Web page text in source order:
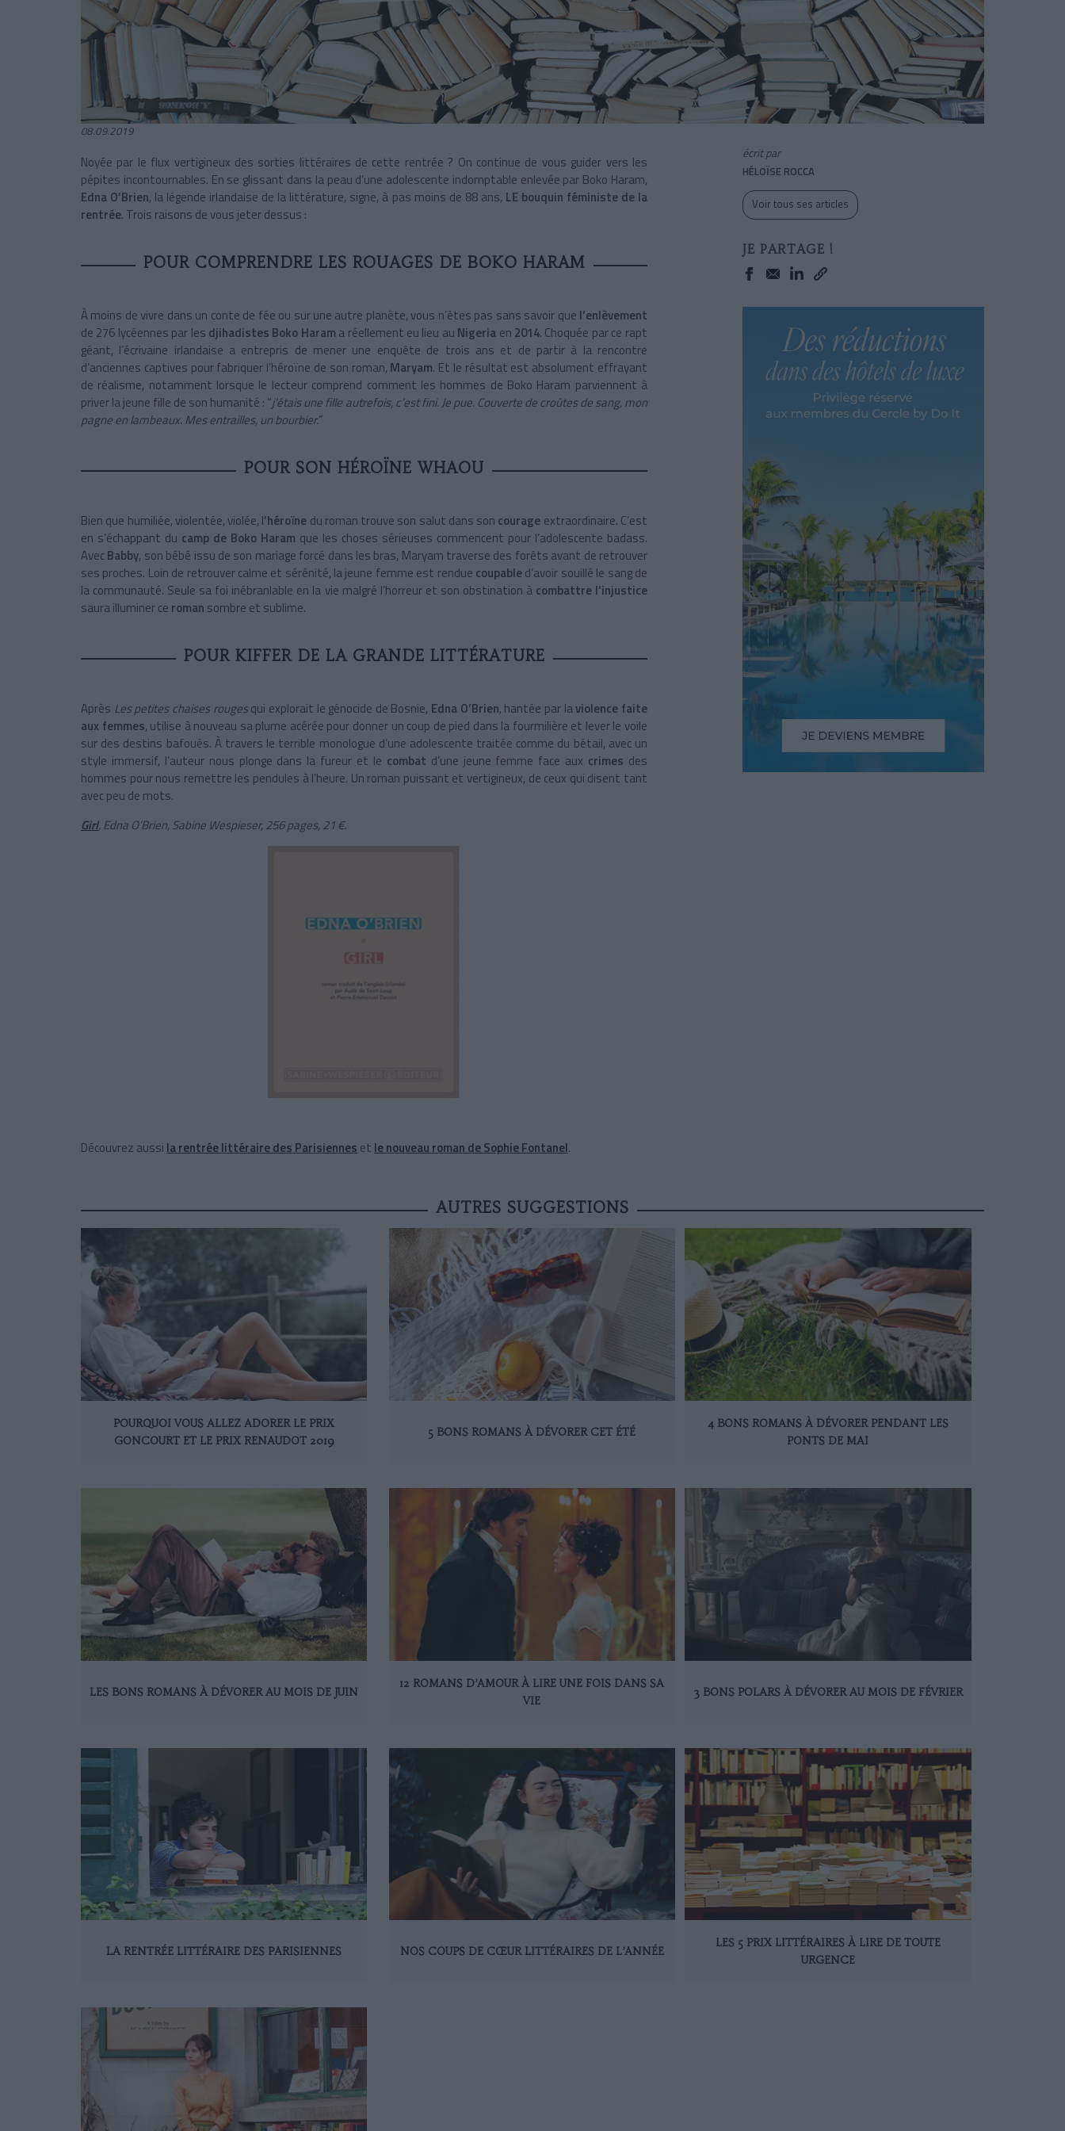
08.09.2019
Noyée par le flux vertigineux des sorties littéraires de cette rentrée ? On continue de vous guider vers les
pépites incontournables. En se glissant dans la peau d’une adolescente indomptable enlevée par Boko Haram,
Edna O’Brien, la légende irlandaise de la littérature, signe, à pas moins de 88 ans, LE bouquin féministe de la
rentrée. Trois raisons de vous jeter dessus :
POUR COMPRENDRE LES ROUAGES DE BOKO HARAM
À moins de vivre dans un conte de fée ou sur une autre planète, vous n’êtes pas sans savoir que l’enlèvement
de 276 lycéennes par les djihadistes Boko Haram a réellement eu lieu au Nigeria en 2014. Choquée par ce rapt
géant, l’écrivaine irlandaise a entrepris de mener une enquête de trois ans et de partir à la rencontre
d’anciennes captives pour fabriquer l’héroïne de son roman, Maryam. Et le résultat est absolument effrayant
de réalisme, notamment lorsque le lecteur comprend comment les hommes de Boko Haram parviennent à
priver la jeune fille de son humanité : “j’étais une fille autrefois, c’est fini. Je pue. Couverte de croûtes de sang, mon
pagne en lambeaux. Mes entrailles, un bourbier.”
POUR SON HÉROÏNE WHAOU
Bien que humiliée, violentée, violée, l’héroïne du roman trouve son salut dans son courage extraordinaire. C’est
en s’échappant du camp de Boko Haram que les choses sérieuses commencent pour l’adolescente badass.
AvecBabby, son bébé issu de son mariage forcé dans les bras, Maryam traverse des forêts avant de retrouver
ses proches. Loin de retrouver calme et sérénité, la jeune femme est rendue coupabled’avoir souillé le sang de
la communauté. Seule sa foi inébranlable en la vie malgré l’horreur et son obstination à combattre l’injustice
saura illuminer ce roman sombre et sublime.
POUR KIFFER DE LA GRANDE LITTÉRATURE
Après Les petites chaises rougesqui explorait le génocide de Bosnie, Edna O’Brien, hantée par laviolence faite
aux femmes, utilise à nouveau sa plume acérée pour donner un coup de pied dans la fourmilière et lever le voile
sur des destins bafoués. À travers le terrible monologue d’une adolescente traitée comme du bétail, avec un
style immersif, l’auteur nous plonge dans la fureur et le combat d’une jeune femme face aux crimes des
hommes pour nous remettre les pendules à l’heure. Un roman puissant et vertigineux, de ceux qui disent tant
avec peu de mots.
Girl, Edna O’Brien, Sabine Wespieser, 256 pages, 21 €.
Découvrez aussi la rentrée littéraire des Parisiennes et le nouveau roman de Sophie Fontanel.
écrit par
HÉLOÏSE ROCCA
Voir tous ses articles
JE PARTAGE !
AUTRES SUGGESTIONS
POURQUOI VOUS ALLEZ ADORER LE PRIX
GONCOURT ET LE PRIX RENAUDOT 2019
5 BONS ROMANS À DÉVORER CET ÉTÉ
4 BONS ROMANS À DÉVORER PENDANT LES
PONTS DE MAI
LES BONS ROMANS À DÉVORER AU MOIS DE JUIN
12 ROMANS D’AMOUR À LIRE UNE FOIS DANS SA
VIE
3 BONS POLARS À DÉVORER AU MOIS DE FÉVRIER
LA RENTRÉE LITTÉRAIRE DES PARISIENNES NOS COUPS DE CŒUR LITTÉRAIRES DE L’ANNÉE
LES 5 PRIX LITTÉRAIRES À LIRE DE TOUTE
URGENCE